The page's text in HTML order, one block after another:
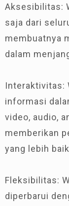
Aksesibilitas:
saja dari
membuatnya
dalam
Interaktivitas:
informasi
video, audio,
memberikan
yang lebih
Fleksibilitas:
diperbarui